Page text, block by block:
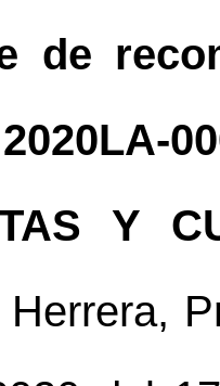
de
Y